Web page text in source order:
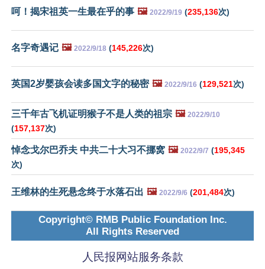
呵！揭宋祖英一生最在乎的事 🖼️ 2022/9/19 (235,136次)
名字奇遇记 🖼️ 2022/9/18 (145,226次)
英国2岁婴孩会读多国文字的秘密 🖼️ 2022/9/16 (129,521次)
三千年古飞机证明猴子不是人类的祖宗 🖼️ 2022/9/10
(157,137次)
悼念戈尔巴乔夫 中共二十大习不挪窝 🖼️ 2022/9/7 (195,345
次)
王维林的生死悬念终于水落石出 🖼️ 2022/9/6 (201,484次)
Copyright© RMB Public Foundation Inc.
All Rights Reserved
人民报网站服务条款